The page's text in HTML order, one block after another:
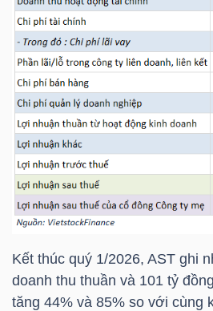
Kết thúc quý 1/2026, AST ghi
doanh thu thuần và 101 tỷ
tăng 44% và 85% so với cùng
VĨ
MÔ
NGÀNH
DOANH
NGHIỆP